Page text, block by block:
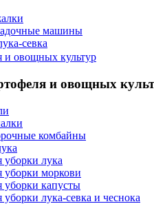
машины
севка
и овощных культур
и овощных
комбайны
лука
моркови
капусты
лука-севка и чеснока